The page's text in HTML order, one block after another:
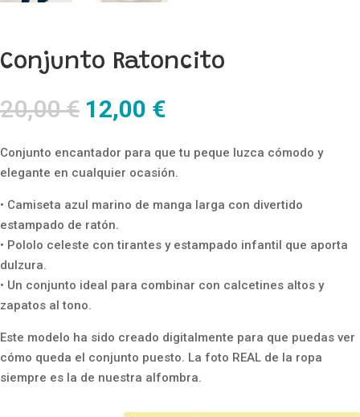
Conjunto Ratoncito
20,00€ El
precio
original
era:
20,00 €.
12,00 €
actual
es:
Conjunto encantador para que tu peque luzca cómodo y
elegante en cualquier ocasión.
• Camiseta azul marino de manga larga con divertido
estampado de ratón.
• Pololo celeste con tirantes y estampado infantil que aporta
dulzura.
• Un conjunto ideal para combinar con calcetines altos y
zapatos al tono.
Este modelo ha sido creado digitalmente para que puedas ver
cómo queda el conjunto puesto. La foto REAL de la ropa
siempre es la de nuestra alfombra.